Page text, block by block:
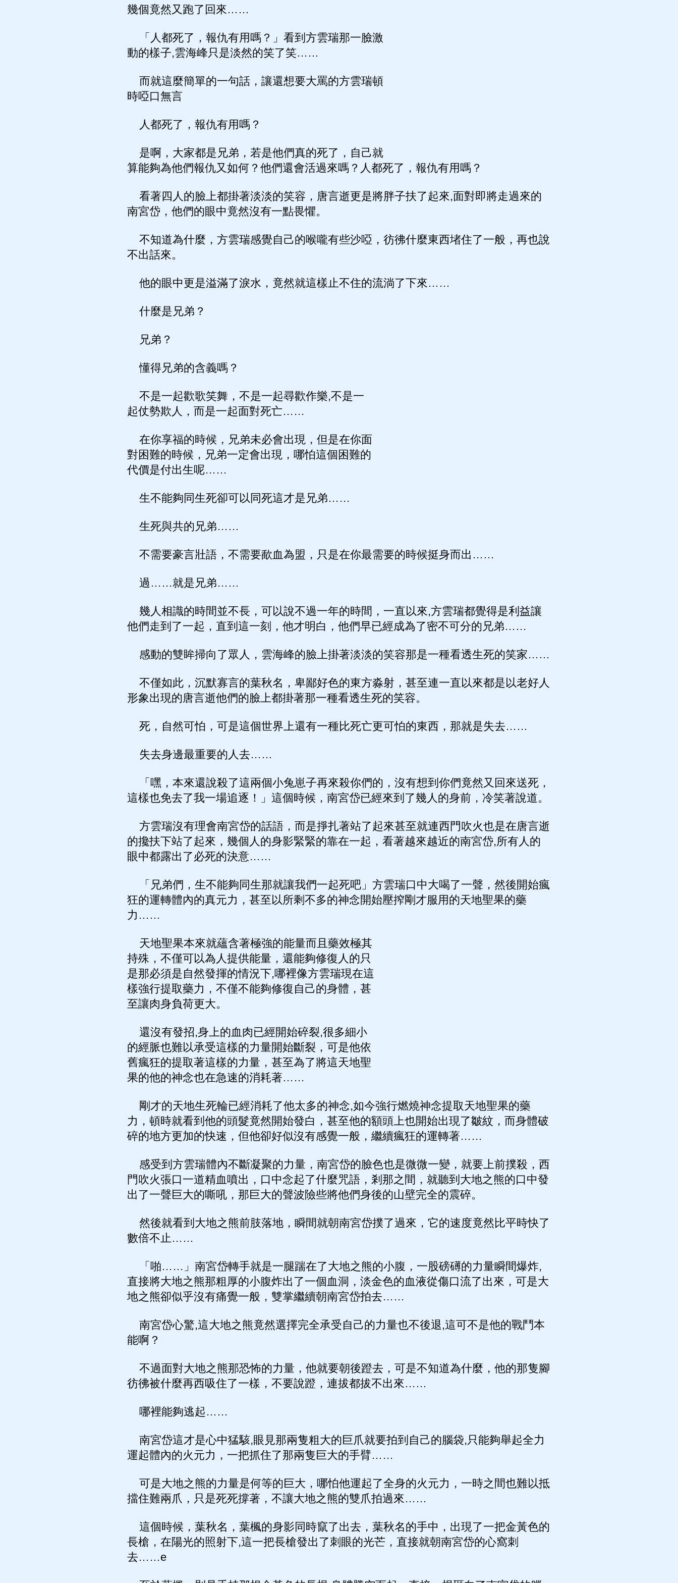
幾個竟然又跑了回來……
「人都死了，報仇有用嗎？」看到方雲瑞那一臉激
動的樣子,雲海峰只是淡然的笑了笑……
而就這麼簡單的一句話，讓還想要大罵的方雲瑞頓
時啞口無言
人都死了，報仇有用嗎？
是啊，大家都是兄弟，若是他們真的死了，自己就
算能夠為他們報仇又如何？他們還會活過來嗎？人都死了，報仇有用嗎？
看著四人的臉上都掛著淡淡的笑容，唐言逝更是將胖子扶了起來,面對即將走過來的
南宮岱，他們的眼中竟然沒有一點畏懼。
不知道為什麼，方雲瑞感覺自己的喉嚨有些沙啞，彷彿什麼東西堵住了一般，再也說
不出話來。
他的眼中更是溢滿了淚水，竟然就這樣止不住的流淌了下來……
什麼是兄弟？
兄弟？
懂得兄弟的含義嗎？
不是一起歡歌笑舞，不是一起尋歡作樂,不是一
起仗勢欺人，而是一起面對死亡……
在你享福的時候，兄弟未必會出現，但是在你面
對困難的時候，兄弟一定會出現，哪怕這個困難的
代價是付出生呢……
生不能夠同生死卻可以同死這才是兄弟……
生死與共的兄弟……
不需要豪言壯語，不需要歃血為盟，只是在你最需要的時候挺身而出……
過……就是兄弟……
幾人相識的時間並不長，可以說不過一年的時間，一直以來,方雲瑞都覺得是利益讓
他們走到了一起，直到這一刻，他才明白，他們早已經成為了密不可分的兄弟……
感動的雙眸掃向了眾人，雲海峰的臉上掛著淡淡的笑容那是一種看透生死的笑家……
不僅如此，沉默寡言的葉秋名，卑鄙好色的東方淼射，甚至連一直以來都是以老好人
形象出現的唐言逝他們的臉上都掛著那一種看透生死的笑容。
死，自然可怕，可是這個世界上還有一種比死亡更可怕的東西，那就是失去……
失去身邊最重要的人去……
「嘿，本來還說殺了這兩個小兔崽子再來殺你們的，沒有想到你們竟然又回來送死，
這樣也免去了我一場追逐！」這個時候，南宮岱已經來到了幾人的身前，冷笑著說道。
方雲瑞沒有理會南宮岱的話語，而是掙扎著站了起來甚至就連西門吹火也是在唐言逝
的攙扶下站了起來，幾個人的身影緊緊的靠在一起，看著越來越近的南宮岱,所有人的
眼中都露出了必死的決意……
「兄弟們，生不能夠同生那就讓我們一起死吧」方雲瑞口中大喝了一聲，然後開始瘋
狂的運轉體內的真元力，甚至以所剩不多的神念開始壓搾剛才服用的天地聖果的藥
力……
天地聖果本來就蘊含著極強的能量而且藥效極其
持殊，不僅可以為人提供能量，還能夠修復人的只
是那必須是自然發揮的情況下,哪裡像方雲瑞現在這
樣強行提取藥力，不僅不能夠修復自己的身體，甚
至讓肉身負荷更大。
還沒有發招,身上的血肉已經開始碎裂,很多細小
的經脈也難以承受這樣的力量開始斷裂，可是他依
舊瘋狂的提取著這樣的力量，甚至為了將這天地聖
果的他的神念也在急速的消耗著……
剛才的天地生死輪已經消耗了他太多的神念,如今強行燃燒神念提取天地聖果的藥
力，頓時就看到他的頭髮竟然開始發白，甚至他的額頭上也開始出現了皺紋，而身體破
碎的地方更加的快速，但他卻好似沒有感覺一般，繼續瘋狂的運轉著……
感受到方雲瑞體內不斷凝聚的力量，南宮岱的臉色也是微微一變，就要上前撲殺，西
門吹火張口一道精血噴出，口中念起了什麼咒語，剎那之間，就聽到大地之熊的口中發
出了一聲巨大的嘶吼，那巨大的聲波險些將他們身後的山壁完全的震碎。
然後就看到大地之熊前肢落地，瞬間就朝南宮岱撲了過來，它的速度竟然比平時快了
數倍不止……
「啪……」南宮岱轉手就是一腿踹在了大地之熊的小腹，一股磅礡的力量瞬間爆炸,
直接將大地之熊那粗厚的小腹炸出了一個血洞，淡金色的血液從傷口流了出來，可是大
地之熊卻似乎沒有痛覺一般，雙掌繼續朝南宮岱拍去……
南宮岱心驚,這大地之熊竟然選擇完全承受自己的力量也不後退,這可不是他的戰鬥本
能啊？
不過面對大地之熊那恐怖的力量，他就要朝後蹬去，可是不知道為什麼，他的那隻腳
彷彿被什麼再西吸住了一樣，不要說蹬，連拔都拔不出來……
哪裡能夠逃起……
南宮岱這才是心中猛駭,眼見那兩隻粗大的巨爪就要拍到自己的腦袋,只能夠舉起全力
運起體內的火元力，一把抓住了那兩隻巨大的手臂……
可是大地之熊的力量是何等的巨大，哪怕他運起了全身的火元力，一時之間也難以抵
擋住難兩爪，只是死死撐著，不讓大地之熊的雙爪拍過來……
這個時候，葉秋名，葉楓的身影同時竄了出去，葉秋名的手中，出現了一把金黃色的
長槍，在陽光的照射下,這一把長槍發出了刺眼的光芒，直接就朝南宮岱的心窩刺
去……e